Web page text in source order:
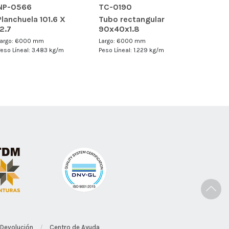
0566
101.6 X
6000 mm
Líneal: 3.483 kg/m
TC-0190
Tubo rectangular
90x40x1.8
Largo: 6000 mm
Peso Líneal: 1.229 kg/m
Centro de Ayuda